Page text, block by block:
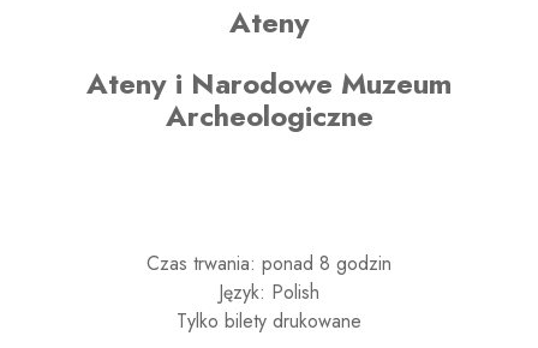
Ateny
Ateny i Narodowe Muzeum
Archeologiczne
Czas trwania: ponad 8 godzin
Język: Polish
Tylko bilety drukowane